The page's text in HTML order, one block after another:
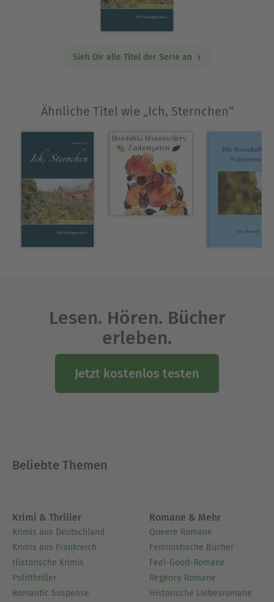
sich Geschichten um sie zusammen und
Geschichten in Vergessenheit, doch durch ein
und brachte sie zu Papier. Für alle Menschen, die
sich einmal eine kleine Weile verzaubern lassen
möchten, die die Natur mit all ihren Facetten
lieben und sie gerne mal aus einem anderen
Blickwinkel erleben möchten.
Ausblenden
Sieh Dir alle Titel der Serie an
Ähnliche Titel wie „Ich, Sternchen“
Lesen. Hören. Bücher
erleben.
Jetzt kostenlos testen
Beliebte Themen
Krimi & Thriller
Krimis aus Deutschland
Krimis aus Frankreich
Historische Krimis
Politthriller
Romantic Suspense
Romane & Mehr
Queere Romane
Feministische Bücher
Feel-Good-Romane
Regency Romane
Historische Liebesromane